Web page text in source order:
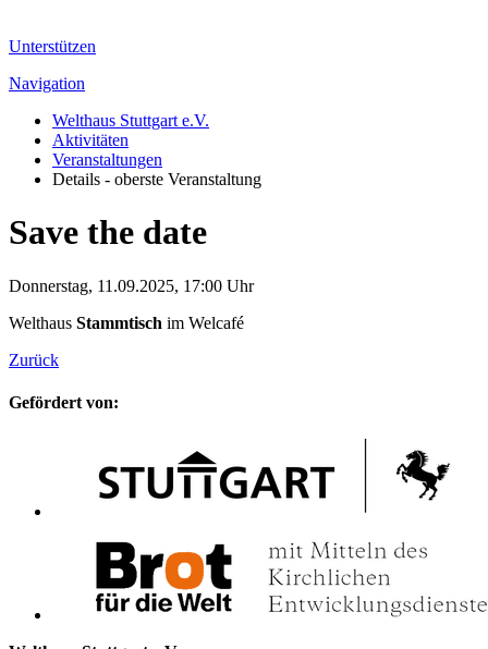
Unterstützen
Navigation
Welthaus Stuttgart e.V.
Aktivitäten
Veranstaltungen
Details - oberste Veranstaltung
Save the date
Donnerstag, 11.09.2025, 17:00 Uhr
Welthaus Stammtisch im Welcafé
Zurück
Gefördert von: